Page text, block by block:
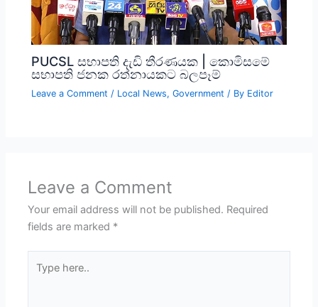
PUCSL සභාපති දැඩි තීරණයක | කොමිසමේ
සභාපති ජනක රත්නායකට බලපෑම්
Leave a Comment / Local News,Government / By Editor
Leave a Comment
Your email address will not be published. Required
fields are marked *
here..